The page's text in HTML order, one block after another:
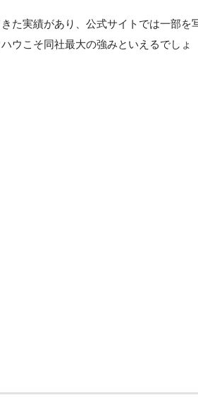
た実績があり、公式サイトでは一部を
ウこそ同社最大の強みといえるでしょ